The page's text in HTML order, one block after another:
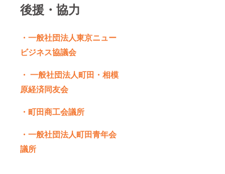
後援・協力
・一般社団法人東京ニュー
ビジネス協議会
・ 一般社団法人町田・相模
原経済同友会
・町田商工会議所
・一般社団法人町田青年会
議所